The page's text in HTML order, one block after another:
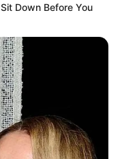
Down Before You